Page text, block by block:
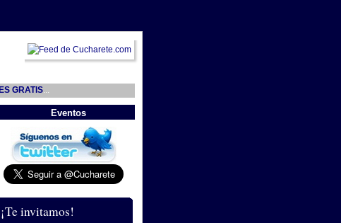
GRATIS...
Eventos
¡Te invitamos!